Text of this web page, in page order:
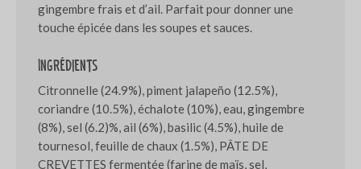
gingembre frais et d’ail. Parfait pour donner une
touche épicée dans les soupes et sauces.
Ingrédients
Citronnelle (24.9%), piment jalapeño (12.5%),
coriandre (10.5%), échalote (10%), eau, gingembre
(8%), sel (6.2)%, ail (6%), basilic (4.5%), huile de
tournesol, feuille de chaux (1.5%), PÂTE DE
CREVETTES fermentée (farine de maïs, sel,